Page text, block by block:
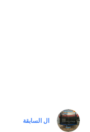
ال السابقة